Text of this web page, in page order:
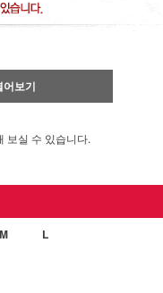
보기
보실 수 있습니다.
M L